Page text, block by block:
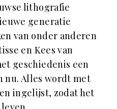
lithografie
generatie
van onder anderen
en Kees van
geschiedenis een
nu. Alles wordt met
ingelijst, zodat het